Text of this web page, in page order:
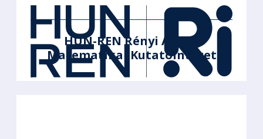
HUN-REN Rényi Alfréd
Matematikai Kutatóintézet